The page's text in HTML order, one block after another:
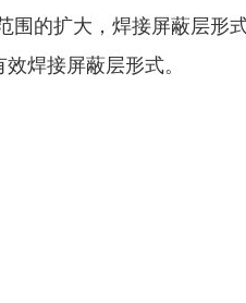
的扩大，焊接屏蔽层形
焊接屏蔽层形式。